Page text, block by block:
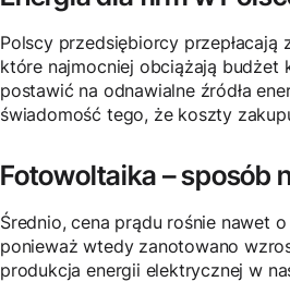
Polscy przedsiębiorcy
które najmocniej obciążają budżet
postawić na odnawialne źródła
świadomość tego, że koszty
Fotowoltaika – sposób
Średnio, cena prądu rośnie nawet
ponieważ wtedy zanotowano
produkcja energii elektrycznej w